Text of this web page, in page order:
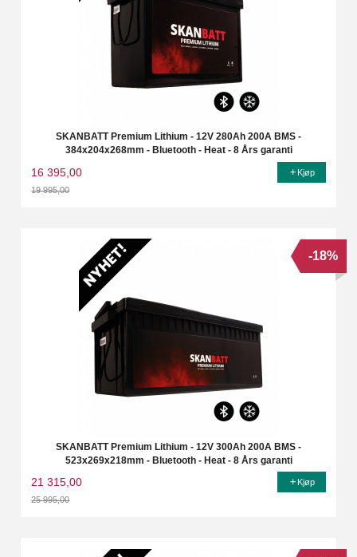
SKANBATT Premium Lithium - 12V 280Ah 200A BMS -
384x204x268mm - Bluetooth - Heat - 8 Års garanti
16 395,00
19 995,00
Kjøp
SKANBATT Premium Lithium - 12V 300Ah 200A BMS -
523x269x218mm - Bluetooth - Heat - 8 Års garanti
21 315,00
25 995,00
-18%
Kjøp